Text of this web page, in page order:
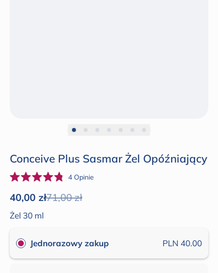
Conceive Plus Sasmar Żel Opóźniający
Oceniono
na
4.8
z
5
4 Opinie
Cena promocyjna
40,00 zł
Cena regularna
71,00 zł
Żel 30 ml
Jednorazowy zakup PLN 40.00